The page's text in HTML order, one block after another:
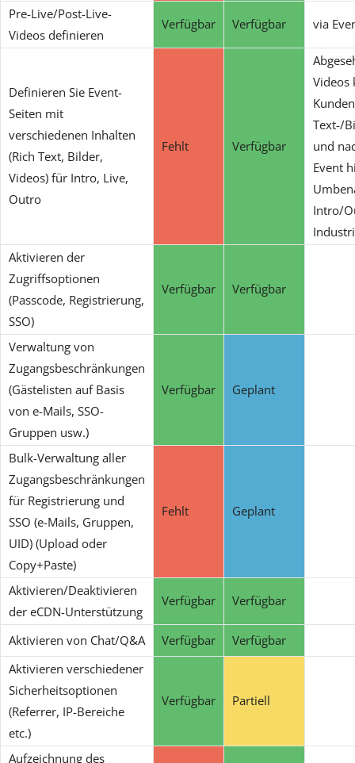
Pre-Live/Post-Live-
Videos definieren
Verfügbar Verfügbar via
Definieren Sie Event-
Seiten mit
verschiedenen Inhalten
(Rich Text, Bilder,
Videos) für Intro, Live,
Outro
Fehlt Verfügbar
Videos
Text-/
und
Event
Intro/
Aktivieren der
Zugriffsoptionen
(Passcode, Registrierung,
SSO)
Verfügbar Verfügbar
Verwaltung von
Zugangsbeschränkungen
(Gästelisten auf Basis
von e-Mails, SSO-
Gruppen usw.)
Verfügbar Geplant
Bulk-Verwaltung aller
Zugangsbeschränkungen
für Registrierung und
SSO (e-Mails, Gruppen,
UID) (Upload oder
Copy+Paste)
Fehlt Geplant
Aktivieren/Deaktivieren
der eCDN-Unterstützung
Verfügbar Verfügbar
Aktivieren von Chat/Q&A Verfügbar
Verfügbar
Aktivieren verschiedener
Sicherheitsoptionen
(Referrer, IP-Bereiche
etc.)
Verfügbar Partiell
Aufzeichnung des